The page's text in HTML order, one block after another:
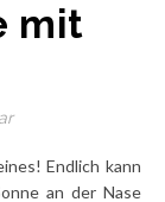
mit
an der Nase